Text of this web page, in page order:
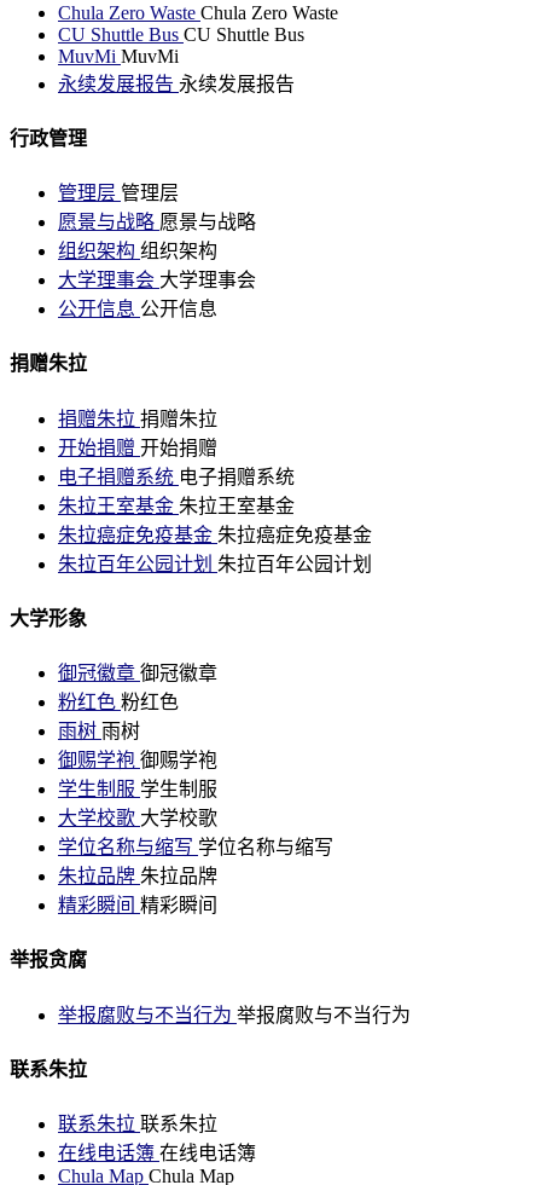
Chula Zero Waste Chula Zero Waste
CU Shuttle Bus CU Shuttle Bus
MuvMi MuvMi
永续发展报告 永续发展报告
行政管理
管理层 管理层
愿景与战略 愿景与战略
组织架构 组织架构
大学理事会 大学理事会
公开信息 公开信息
捐赠朱拉
捐赠朱拉 捐赠朱拉
开始捐赠 开始捐赠
电子捐赠系统 电子捐赠系统
朱拉王室基金 朱拉王室基金
朱拉癌症免疫基金 朱拉癌症免疫基金
朱拉百年公园计划 朱拉百年公园计划
大学形象
御冠徽章 御冠徽章
粉红色 粉红色
雨树 雨树
御赐学袍 御赐学袍
学生制服 学生制服
大学校歌 大学校歌
学位名称与缩写 学位名称与缩写
朱拉品牌 朱拉品牌
精彩瞬间 精彩瞬间
举报贪腐
举报腐败与不当行为 举报腐败与不当行为
联系朱拉
联系朱拉 联系朱拉
在线电话簿 在线电话簿
Chula Map Chula Map